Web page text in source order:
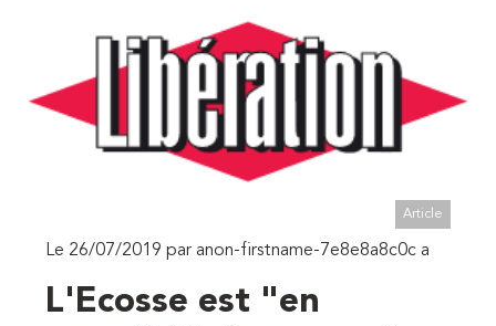
Article
Le 26/07/2019 par anon-firstname-7e8e8a8c0c a
L'Ecosse est "en